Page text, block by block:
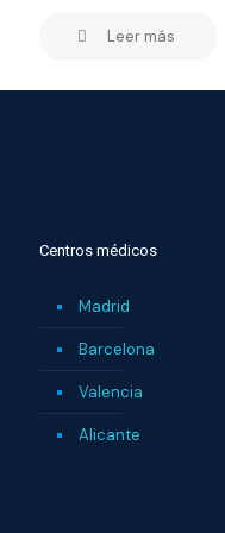
Leer más
Centros médicos
Madrid
Barcelona
Valencia
Alicante